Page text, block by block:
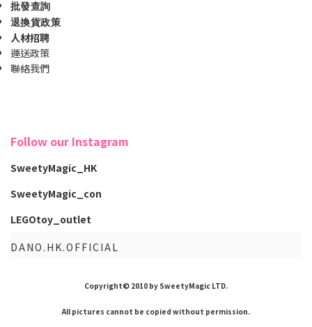
批發查詢
退換貨政策
人材招聘
運送政策
聯絡我們
Follow our Instagram
SweetyMagic_HK
SweetyMagic_con
LEGOtoy_outlet
DANO.HK.OFFICIAL
Copyright© 2010 by SweetyMagic LTD.
All pictures cannot be copied without permission.